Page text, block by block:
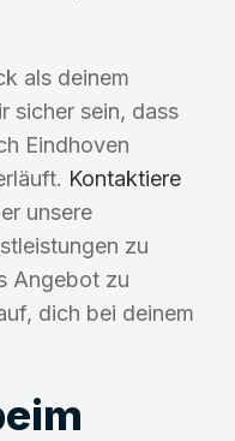
als deinem
sicher sein, dass
Eindhoven
Kontaktiere
unsere
zu
Angebot zu
dich bei deinem